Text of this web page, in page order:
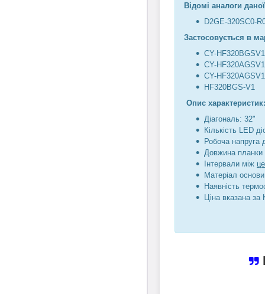
Відомі аналоги
D2GE-320SC0-
Застосовується в
CY-
CY-
CY-
HF320BGS-V1
Опис характеристик:
Діагональ: 32"
Кількість LED
Робоча напруга
Довжина
Інтервали між
Матеріал
Наявність
Ціна вказана